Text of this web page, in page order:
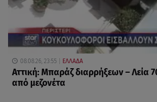
08.08.26, 23:55 ΕΛΛΑΔΑ
Αττική: Μπαράζ διαρρήξεων – Λεία
από μεζονέτα